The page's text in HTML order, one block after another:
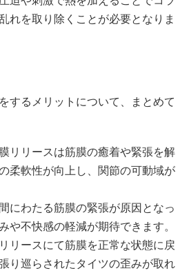
れを取り除くことが必要となりま
するメリットについて、まとめて
膜リリースは筋膜の癒着や緊張を解
柔軟性が向上し、関節の可動域が
間にわたる筋膜の緊張が原因となっ
や不快感の軽減が期待できます。
リリースにて筋膜を正常な状態に戻
り巡らされたタイツの歪みが取れ